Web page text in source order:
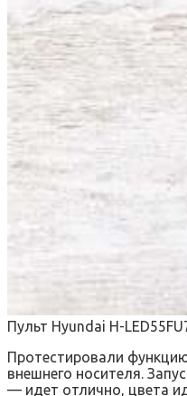
Пульт Hyundai H-
Протестировали
внешнего носителя.
— идет отлично, цвета